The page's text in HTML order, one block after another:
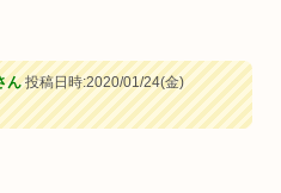
ん投稿日時:2020/01/24(金)